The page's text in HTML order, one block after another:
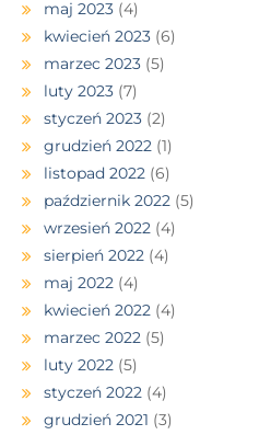
maj 2023 (4)
kwiecień 2023 (6)
marzec 2023 (5)
luty 2023 (7)
styczeń 2023 (2)
grudzień 2022 (1)
listopad 2022 (6)
październik 2022 (5)
wrzesień 2022 (4)
sierpień 2022 (4)
maj 2022 (4)
kwiecień 2022 (4)
marzec 2022 (5)
luty 2022 (5)
styczeń 2022 (4)
grudzień 2021 (3)